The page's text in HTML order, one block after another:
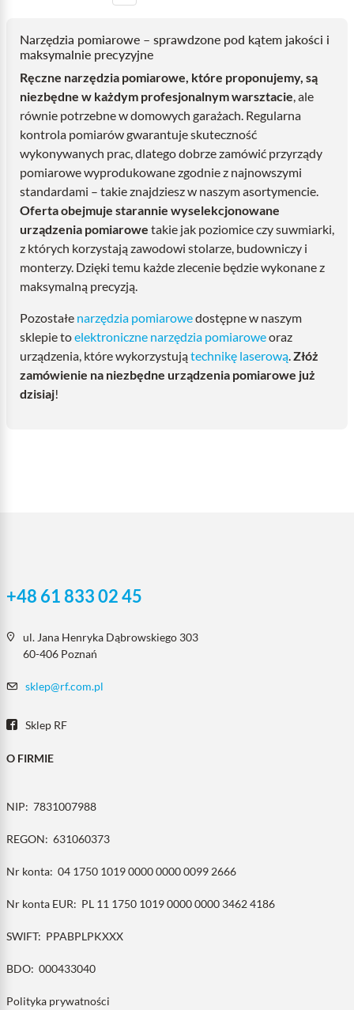
Narzędzia pomiarowe – sprawdzone pod kątem jakości i
maksymalnie precyzyjne
Ręczne narzędzia pomiarowe, które proponujemy, są
niezbędne w każdym profesjonalnym warsztacie, ale
równie potrzebne w domowych garażach. Regularna
kontrola pomiarów gwarantuje skuteczność
wykonywanych prac, dlatego dobrze zamówić przyrządy
pomiarowe wyprodukowane zgodnie z najnowszymi
standardami – takie znajdziesz w naszym asortymencie.
Oferta obejmuje starannie wyselekcjonowane
urządzenia pomiarowe takie jak poziomice czy suwmiarki,
z których korzystają zawodowi stolarze, budowniczy i
monterzy. Dzięki temu każde zlecenie będzie wykonane z
maksymalną precyzją.
Pozostałe narzędzia pomiarowedostępne w naszym
sklepie toelektroniczne narzędzia pomiaroweoraz
urządzenia, które wykorzystujątechnikę laserową.Złóż
zamówienie na niezbędne urządzenia pomiarowe już
dzisiaj!
+48 61 833 02 45
ul. Jana Henryka Dąbrowskiego 303
60-406 Poznań
sklep@rf.com.pl
Sklep RF
O FIRMIE
NIP: 7831007988
REGON: 631060373
Nr konta: 04 1750 1019 0000 0000 0099 2666
Nr konta EUR: PL 11 1750 1019 0000 0000 3462 4186
SWIFT: PPABPLPKXXX
BDO: 000433040
Polityka prywatności